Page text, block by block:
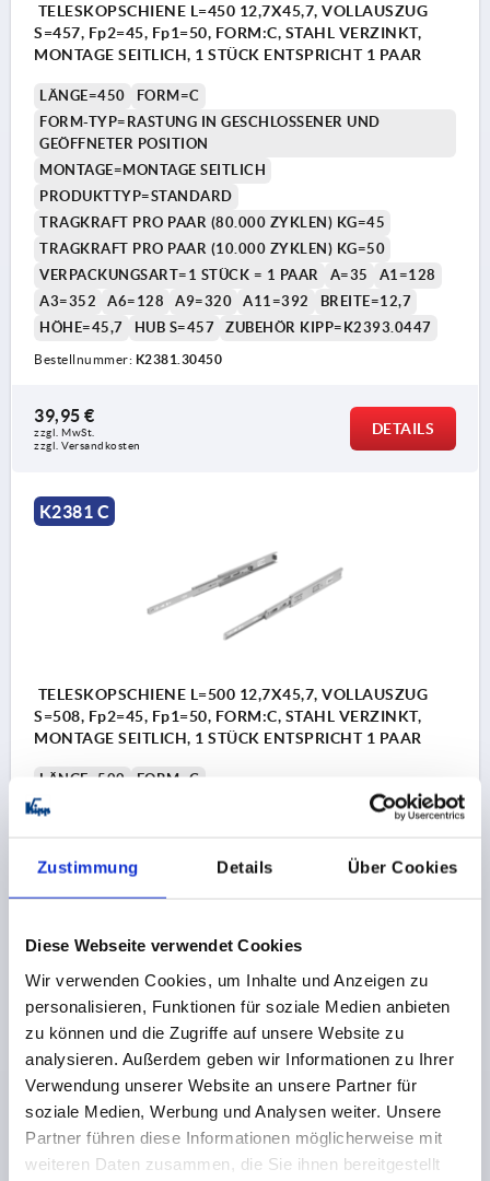
Zustimmung Details Über Cookies
Diese Webseite verwendet Cookies
Wir verwenden Cookies, um Inhalte und Anzeigen zu
personalisieren, Funktionen für soziale Medien anbieten
zu können und die Zugriffe auf unsere Website zu
analysieren. Außerdem geben wir Informationen zu Ihrer
Verwendung unserer Website an unsere Partner für
soziale Medien, Werbung und Analysen weiter. Unsere
Partner führen diese Informationen möglicherweise mit
weiteren Daten zusammen, die Sie ihnen bereitgestellt
TELESKOPSCHIENE L=450 12,7X45,7, VOLLAUSZUG
S=457, Fp2=45, Fp1=50, FORM:C, STAHL VERZINKT,
MONTAGE SEITLICH, 1 STÜCK ENTSPRICHT 1 PAAR
LÄNGE=450
FORM=C
FORM-TYP=RASTUNG IN GESCHLOSSENER UND
GEÖFFNETER POSITION
MONTAGE=MONTAGE SEITLICH
PRODUKTTYP=STANDARD
TRAGKRAFT PRO PAAR (80.000 ZYKLEN) KG=45
TRAGKRAFT PRO PAAR (10.000 ZYKLEN) KG=50
VERPACKUNGSART=1 STÜCK = 1 PAAR
A=35
A1=128
A3=352
A6=128 A9=320 A11=392
BREITE=12,7
HÖHE=45,7
HUB S=457 ZUBEHÖR KIPP=K2393.0447
Bestellnummer: K2381.30450
39,95 €
zzgl. MwSt.
zzgl. Versandkosten
DETAILS
K2381 C
TELESKOPSCHIENE L=500 12,7X45,7, VOLLAUSZUG
S=508, Fp2=45, Fp1=50, FORM:C, STAHL VERZINKT,
MONTAGE SEITLICH, 1 STÜCK ENTSPRICHT 1 PAAR
LÄNGE=500
FORM=C
FORM-TYP=RASTUNG IN GESCHLOSSENER UND
PRODUKTTYP=STANDARD
A3=416
A6=128 A9=320 A11=442
BREITE=12,7
HÖHE=45,7
HUB S=508 ZUBEHÖR KIPP=K2393.0497
Bestellnummer:K2381.30500
zzgl. MwSt.
DETAILS